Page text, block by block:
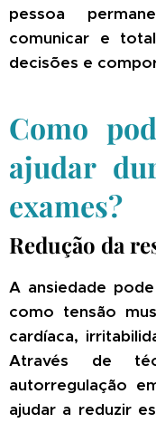
pessoa
comunicar e
decisões e
Como
ajudar
exames?
Redução da
A ansiedade
como tensão
cardíaca,
Através de
autorregulação
ajudar a reduzir